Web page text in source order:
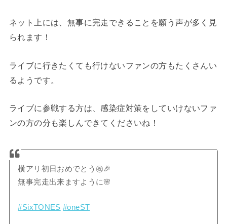
ネット上には、無事に完走できることを願う声が多く見
られます！
ライブに行きたくても行けないファンの方もたくさんい
るようです。
ライブに参戦する方は、感染症対策をしていけないファ
ンの方の分も楽しんできてくださいね！
横アリ初日おめでとう㊗️🎉
無事完走出来ますように🌸
#SixTONES #oneST